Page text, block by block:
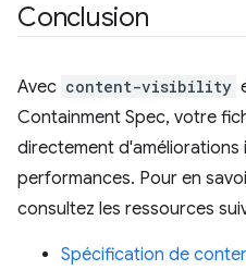
Conclusion
Avec content-visibility
Containment Spec, votre
directement d'améliorations
performances. Pour en
consultez les ressources
Spécification de